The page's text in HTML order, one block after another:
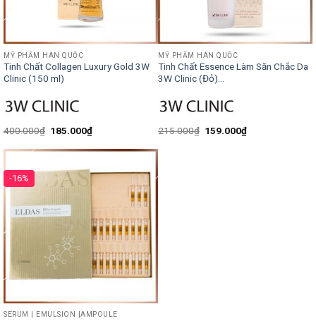
MỸ PHẨM HÀN QUỐC
Tinh Chất Collagen Luxury Gold 3W
Clinic (150 ml)
400.000₫ 185.000₫
MỸ PHẨM HÀN QUỐC
Tinh Chất Essence Làm Săn Chắc Da
3W Clinic (Đỏ)...
215.000₫ 159.000₫
-16%
SERUM | EMULSION |AMPOULE